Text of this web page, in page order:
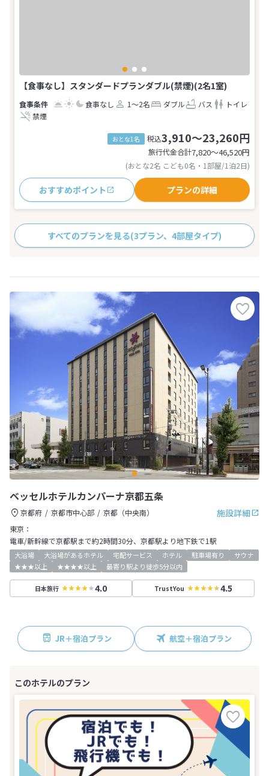
【食事なし】スタンダードプランダブル(禁煙)(2名1室)
食事なし 1～2名 ダブル バス
トイレ
禁煙
おとな1名 税込3,910～23,260円
旅行代金合計7,820〜46,520円
(おとな2名 こども0名・1部屋/1泊2日)
おすすめポイント プランの詳細
すべてのプランを見る(3プラン、4部屋タイプ)
ベッセルホテルカンパーナ京都五条
施設詳細
京都府 京都市中心部
京都（中央南）
東京：
電車/新幹線で京都駅まで約2時間30分、京都駅より地下鉄で1駅
大浴場 大浴場があるホテル 宅配サービス ホテル 駐車場有り
サウナ
★★★以上
★★★★以上 最寄り駅より徒歩5分以内
日本旅行 4.0 TrustYou 4.5
JR＋宿泊プラン 航空＋宿泊プラン